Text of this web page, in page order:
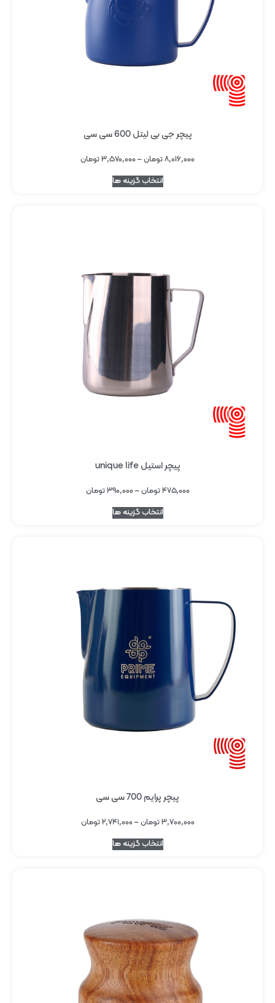
پیچر جی بی لیتل 600 سی سی
۸,۰۱۶,۰۰۰تومان–۳,۵۷۰,۰۰۰تومان
انتخاب گزینه ها
پیچر استیل unique life
۴۷۵,۰۰۰تومان–۳۹۰,۰۰۰تومان
انتخاب گزینه ها
پیچر پرایم 700 سی سی
۳,۷۰۰,۰۰۰تومان–۲,۷۴۱,۰۰۰تومان
انتخاب گزینه ها